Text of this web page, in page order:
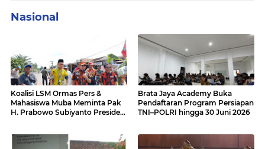
Nasional
Koalisi LSM Ormas Pers &
Mahasiswa Muba Meminta Pak
H. Prabowo Subiyanto Presiden
parah dan Amburadul.
Brata Jaya Academy Buka
Pendaftaran Program Persiapan
TNI–POLRI hingga 30 Juni 2026